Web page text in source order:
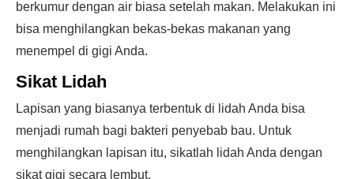
berkumur dengan air biasa setelah makan. Melakukan ini
bisa menghilangkan bekas-bekas makanan yang
menempel di gigi Anda.
Sikat Lidah
Lapisan yang biasanya terbentuk di lidah Anda bisa
menjadi rumah bagi bakteri penyebab bau. Untuk
menghilangkan lapisan itu, sikatlah lidah Anda dengan
sikat gigi secara lembut.